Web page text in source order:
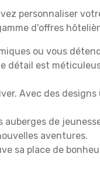
personnaliser
d'offres
ou vous
détail est
Avec des designs
auberges de
aventures.
sa place de